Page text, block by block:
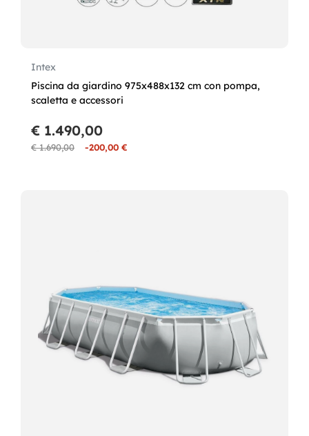
Intex
Piscina da giardino 975x488x132 cm con pompa,
scaletta e accessori
€ 1.690,00 -200,00 €
€ 1.490,00